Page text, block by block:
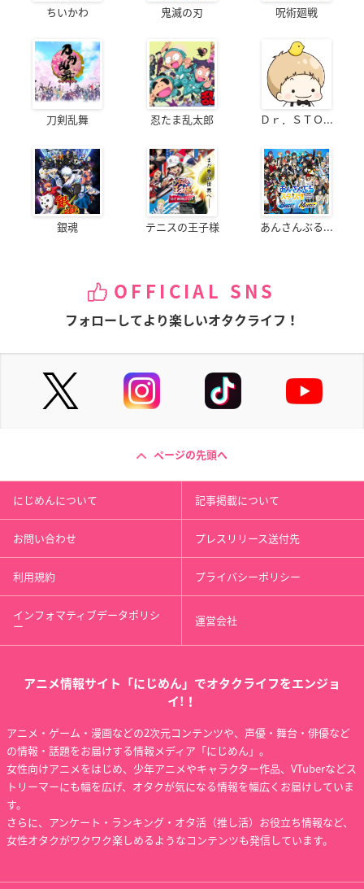
ちいかわ 鬼滅の刃 呪術廻戦
刀剣乱舞 忍たま乱太郎 Ｄｒ．ＳＴＯ...
銀魂 テニスの王子様 あんさんぶる...
OFFICIAL SNS
フォローしてより楽しいオタクライフ！
ページの先頭へ
にじめんについて 記事掲載について
お問い合わせ プレスリリース送付先
利用規約 プライバシーポリシー
インフォマティブデータポリシ
ー 運営会社
アニメ情報サイト「にじめん」でオタクライフをエンジョ
イ!！
アニメ・ゲーム・漫画などの2次元コンテンツや、声優・舞台・俳優など
の情報・話題をお届けする情報メディア「にじめん」。
女性向けアニメをはじめ、少年アニメやキャラクター作品、VTuberなどス
トリーマーにも幅を広げ、オタクが気になる情報を幅広くお届けしていま
す。
さらに、アンケート・ランキング・オタ活（推し活）お役立ち情報など、
女性オタクがワクワク楽しめるようなコンテンツも発信しています。